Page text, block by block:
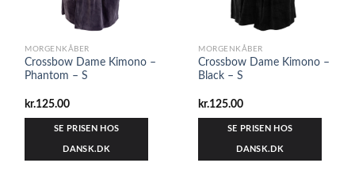
MORGENKÅBER
Crossbow Dame Kimono –
Phantom – S
kr.125.00
SE PRISEN HOS
DANSK.DK
MORGENKÅBER
Crossbow Dame Kimono –
Black – S
kr.125.00
SE PRISEN HOS
DANSK.DK